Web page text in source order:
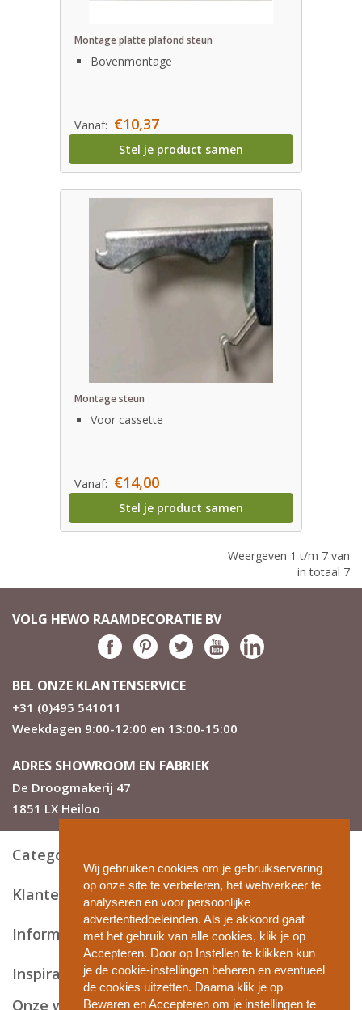
Wij gebruiken cookies om je gebruikservaring
op onze site te verbeteren, het webverkeer te
analyseren en voor persoonlijke
advertentiedoeleinden. Als je akkoord gaat
met het gebruik van alle cookies, klik je op
Accepteren. Door op Instellen te klikken kun
je de cookie-instellingen beheren en eventueel
de cookies uitzetten. Daarna klik je op
Bewaren en Accepteren om je instellingen te
Montage platte plafond steun
Bovenmontage
Vanaf: €10,37
Stel je product samen
Montage steun
Voor cassette
Vanaf: €14,00
Stel je product samen
Weergeven 1 t/m 7 van
in totaal 7
VOLG HEWO RAAMDECORATIE BV
BEL ONZE KLANTENSERVICE
+31 (0)495 541011
Weekdagen 9:00-12:00 en 13:00-15:00
ADRES SHOWROOM EN FABRIEK
De Droogmakerij 47
1851 LX Heiloo
Categorieën
Klantenservice
Informatie en tips
Inspiratie
Onze webshops